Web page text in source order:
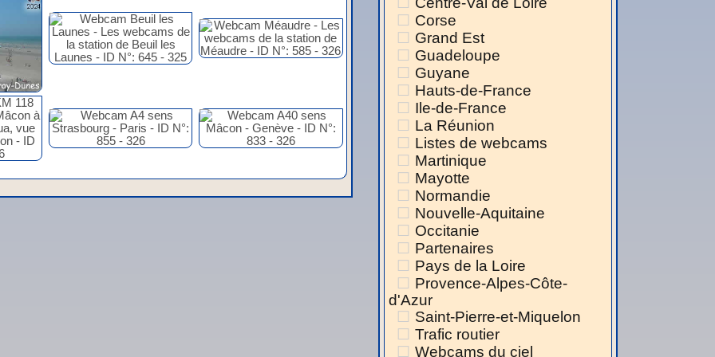
Corse
Grand Est
Guadeloupe
Guyane
Hauts-de-France
Ile-de-France
La Réunion
Listes de webcams
Martinique
Mayotte
Normandie
Nouvelle-Aquitaine
Occitanie
Partenaires
Pays de la Loire
Provence-Alpes-Côte-
d'Azur
Saint-Pierre-et-Miquelon
Trafic routier
Webcams du ciel